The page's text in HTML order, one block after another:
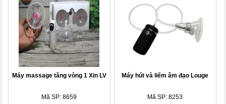
Máy massage tăng vòng 1 Xin LV
Mã SP: 8659
Máy hút và liếm âm đạo Louge
Mã SP: 8253